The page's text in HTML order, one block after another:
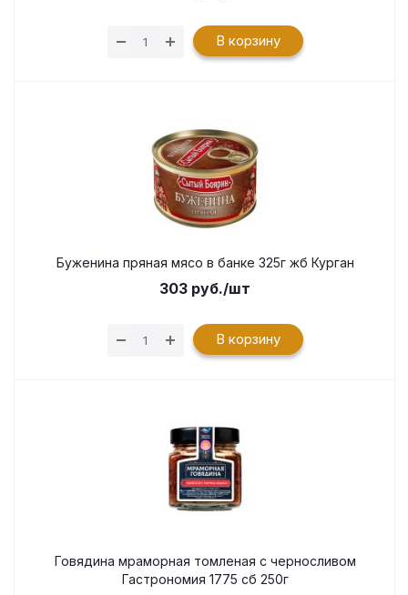
В корзину
Буженина пряная мясо в банке 325г жб Курган
303 руб./шт
В корзину
Говядина мраморная томленая с черносливом
Гастрономия 1775 сб 250г